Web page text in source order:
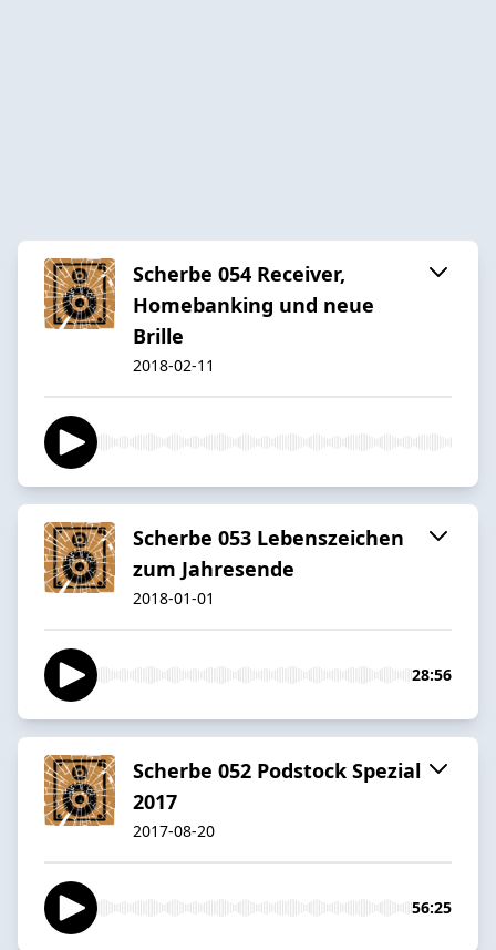
Scherbe 054 Receiver,
Homebanking und neue
Brille
2018-02-11
Scherbe 053 Lebenszeichen
zum Jahresende
2018-01-01
28:56
Scherbe 052 Podstock Spezial
2017
2017-08-20
56:25